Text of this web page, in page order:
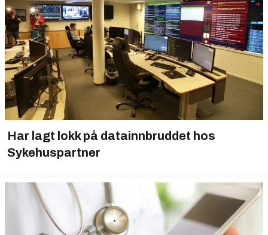
Har lagt lokk på datainnbruddet hos
Sykehuspartner